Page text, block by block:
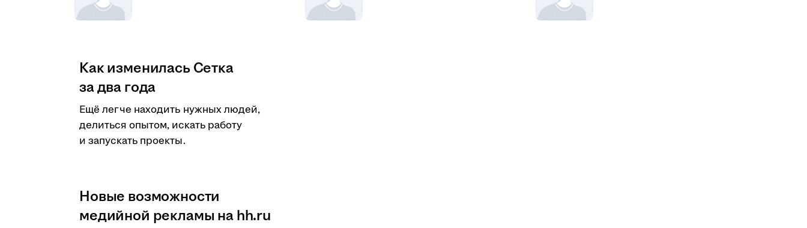
Как изменилась Сетка
за два года
Ещё легче находить нужных людей,
делиться опытом, искать работу
и запускать проекты.
Новые возможности
медийной рекламы на hh.ru